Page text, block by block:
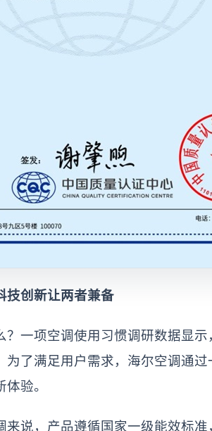
创新让两者兼备
一项空调使用习惯调研数据显示
了满足用户需求，海尔空调通过
验。
，产品遵循国家一级能效标准